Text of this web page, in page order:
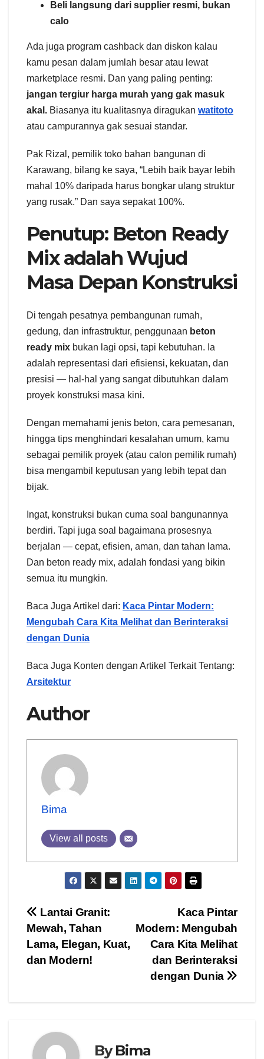
Beli langsung dari supplier resmi, bukan
calo
Ada juga program cashback dan diskon kalau
kamu pesan dalam jumlah besar atau lewat
marketplace resmi. Dan yang paling penting:
jangan tergiur harga murah yang gak masuk
akal. Biasanya itu kualitasnya diragukan watitoto
atau campurannya gak sesuai standar.
Pak Rizal, pemilik toko bahan bangunan di
Karawang, bilang ke saya, “Lebih baik bayar lebih
mahal 10% daripada harus bongkar ulang struktur
yang rusak.” Dan saya sepakat 100%.
Penutup: Beton Ready
Mix adalah Wujud
Masa Depan Konstruksi
Di tengah pesatnya pembangunan rumah,
gedung, dan infrastruktur, penggunaan beton
ready mix bukan lagi opsi, tapi kebutuhan. Ia
adalah representasi dari efisiensi, kekuatan, dan
presisi — hal-hal yang sangat dibutuhkan dalam
proyek konstruksi masa kini.
Dengan memahami jenis beton, cara pemesanan,
hingga tips menghindari kesalahan umum, kamu
sebagai pemilik proyek (atau calon pemilik rumah)
bisa mengambil keputusan yang lebih tepat dan
bijak.
Ingat, konstruksi bukan cuma soal bangunannya
berdiri. Tapi juga soal bagaimana prosesnya
berjalan — cepat, efisien, aman, dan tahan lama.
Dan beton ready mix, adalah fondasi yang bikin
semua itu mungkin.
Baca Juga Artikel dari: Kaca Pintar Modern:
Mengubah Cara Kita Melihat dan Berinteraksi
dengan Dunia
Baca Juga Konten dengan Artikel Terkait Tentang:
Arsitektur
Author
Bima
View all posts
Post
navigation
Kaca Pintar
Modern: Mengubah
Cara Kita Melihat
dan Berinteraksi
dengan Dunia
Lantai Granit:
Mewah, Tahan
Lama, Elegan, Kuat,
dan Modern!
ByBima